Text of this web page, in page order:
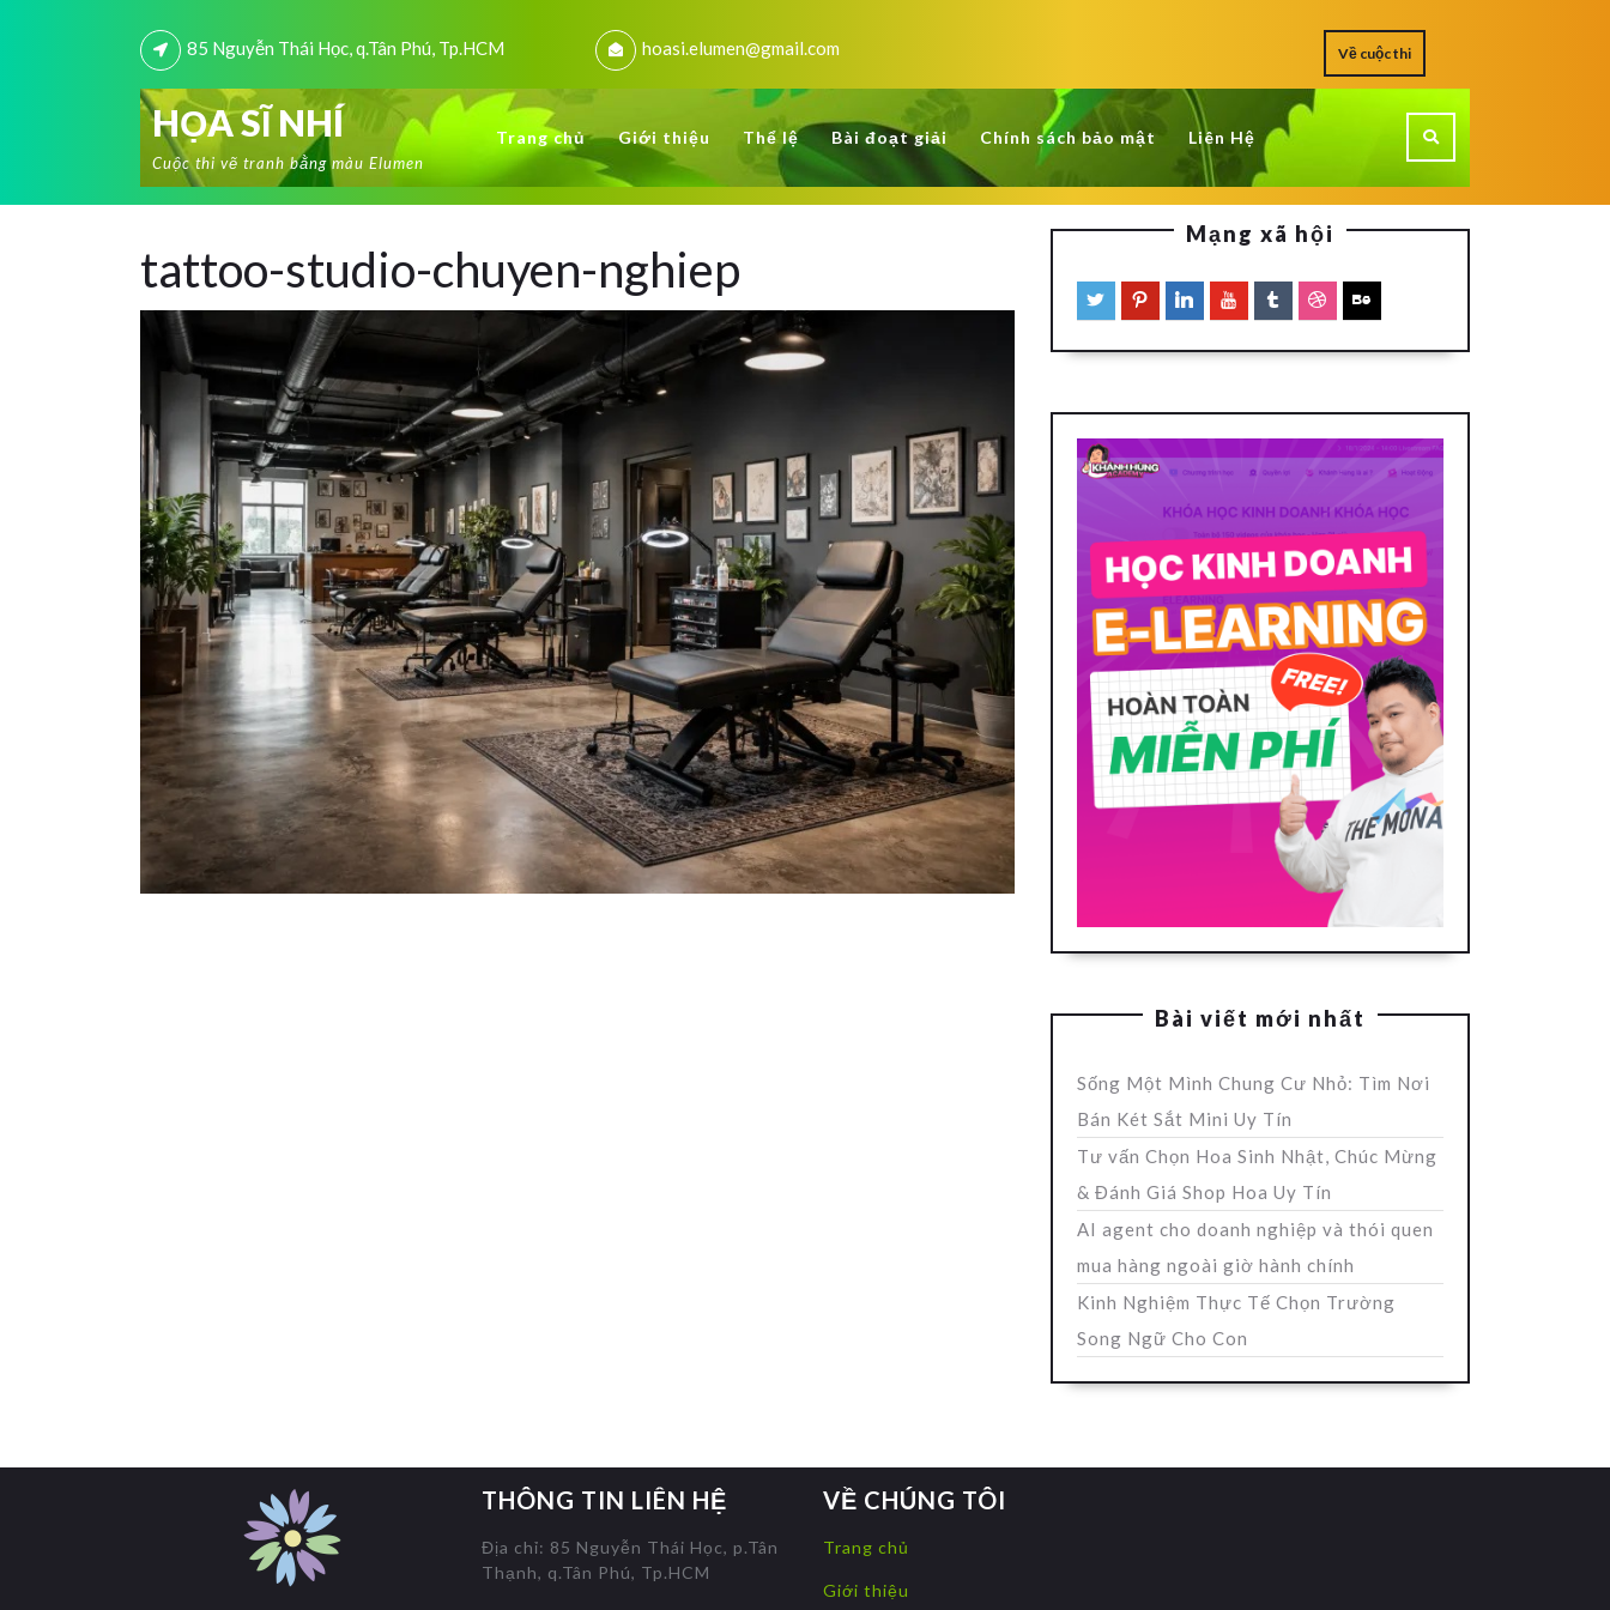
85 Nguyễn Thái Học, q.Tân Phú, Tp.HCM hoasi.elumen@gmail.com Về cuộc thi
HỌA SĨ NHÍ
Cuộc thi vẽ tranh bằng màu Elumen
Trang chủ Giới thiệu Thể lệ Bài đoạt giải Chính sách bảo mật Liên Hệ
tattoo-studio-chuyen-nghiep
Mạng xã hội
Bài viết mới nhất
Sống Một Mình Chung Cư Nhỏ: Tìm Nơi
Bán Két Sắt Mini Uy Tín
Tư vấn Chọn Hoa Sinh Nhật, Chúc Mừng
& Đánh Giá Shop Hoa Uy Tín
AI agent cho doanh nghiệp và thói quen
mua hàng ngoài giờ hành chính
Kinh Nghiệm Thực Tế Chọn Trường
Song Ngữ Cho Con
THÔNG TIN LIÊN HỆ
Địa chỉ: 85 Nguyễn Thái Học, p.Tân
Thạnh, q.Tân Phú, Tp.HCM
VỀ CHÚNG TÔI
Trang chủ
Giới thiệu